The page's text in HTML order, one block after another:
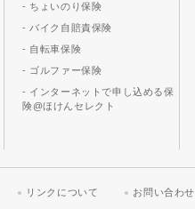
- ちょいのり保険
- バイク自賠責保険
- 自転車保険
- ゴルファー保険
- インターネットで申し込める保
険@ほけんセレクト
リンクについて お問い合わせ